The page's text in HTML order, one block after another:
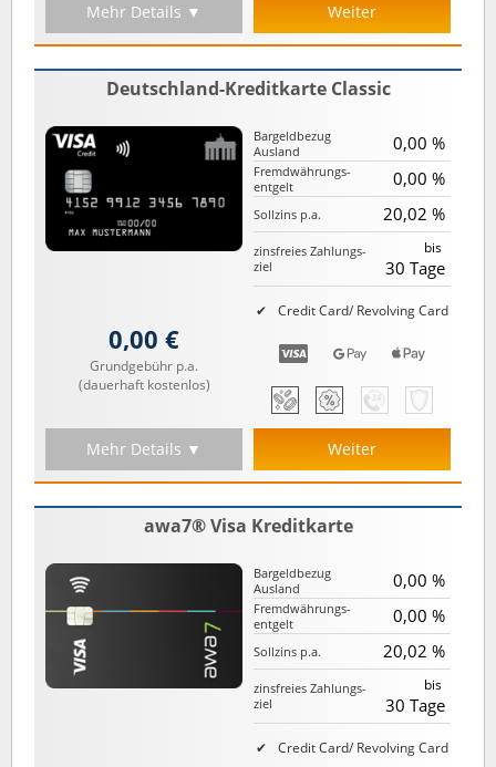
Mehr Details ▼ Weiter
Deutschland-Kreditkarte Classic
Credit Card/ Revolving Card
Bargeld­bezug
Ausland
0,00 %
Fremd­währungs­
entgelt
0,00 %
Sollzins p.a. 20,02 %
zinsfreies Zahlungs­
ziel
bis
30 Tage
0,00 €
Grundgebühr p.a.
(dauerhaft kostenlos)
Mehr Details ▼ Weiter
awa7® Visa Kreditkarte
Credit Card/ Revolving Card
Bargeld­bezug
Ausland
0,00 %
Fremd­währungs­
entgelt
0,00 %
Sollzins p.a. 20,02 %
zinsfreies Zahlungs­
ziel
bis
30 Tage